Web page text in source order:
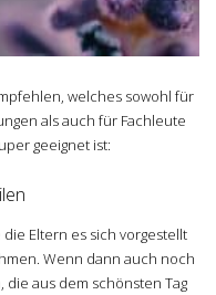
welches sowohl für
als auch für Fachleute
geeignet ist:
Eltern es sich vorgestellt
Wenn dann auch noch
aus dem schönsten Tag